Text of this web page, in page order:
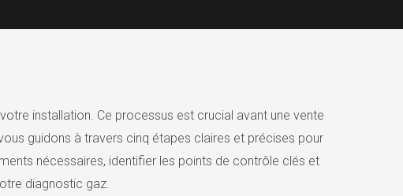
installation. Ce processus est crucial avant une vente
guidons à travers cinq étapes claires et précises pour
nécessaires, identifier les points de contrôle clés et
diagnostic gaz.